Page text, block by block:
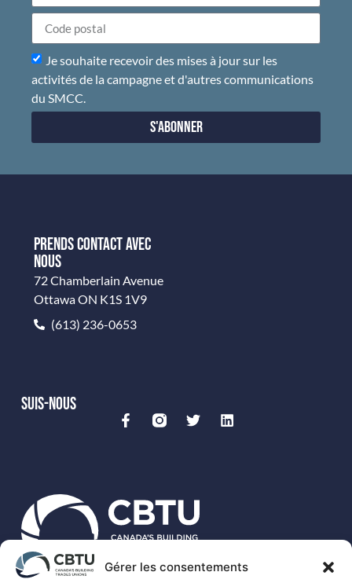
Gérer les consentements
Je souhaite recevoir des mises à jour sur les
activités de la campagne et d'autres communications
du SMCC.
S'abonner
PRENDS CONTACT AVEC
NOUS
72 Chamberlain Avenue
Ottawa ON K1S 1V9
(613) 236-0653
SUIS-NOUS